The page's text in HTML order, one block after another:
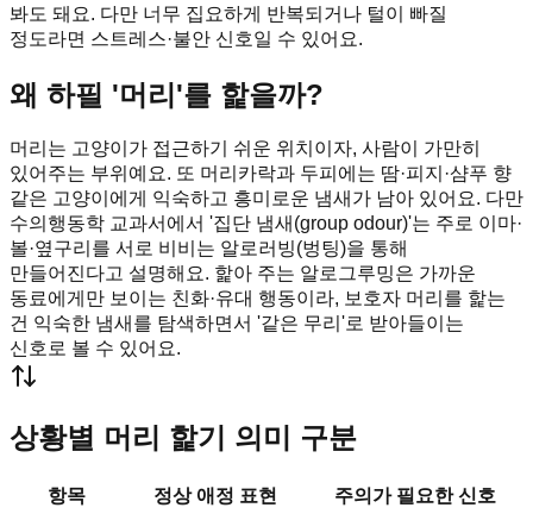
봐도 돼요. 다만 너무 집요하게 반복되거나 털이 빠질
정도라면 스트레스·불안 신호일 수 있어요.
왜 하필 '머리'를 핥을까?
머리는 고양이가 접근하기 쉬운 위치이자, 사람이 가만히
있어주는 부위예요. 또 머리카락과 두피에는 땀·피지·샴푸 향
같은 고양이에게 익숙하고 흥미로운 냄새가 남아 있어요. 다만
수의행동학 교과서에서 '집단 냄새(group odour)'는 주로 이마·
볼·옆구리를 서로 비비는 알로러빙(벙팅)을 통해
만들어진다고 설명해요. 핥아 주는 알로그루밍은 가까운
동료에게만 보이는 친화·유대 행동이라, 보호자 머리를 핥는
건 익숙한 냄새를 탐색하면서 '같은 무리'로 받아들이는
신호로 볼 수 있어요.
상황별 머리 핥기 의미 구분
항목 정상 애정 표현 주의가 필요한 신호